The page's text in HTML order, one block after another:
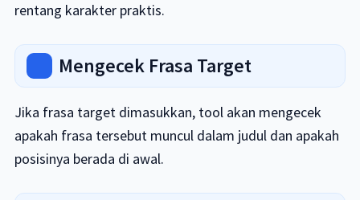
rentang karakter praktis.
Mengecek Frasa Target
Jika frasa target dimasukkan, tool akan mengecek
apakah frasa tersebut muncul dalam judul dan apakah
posisinya berada di awal.